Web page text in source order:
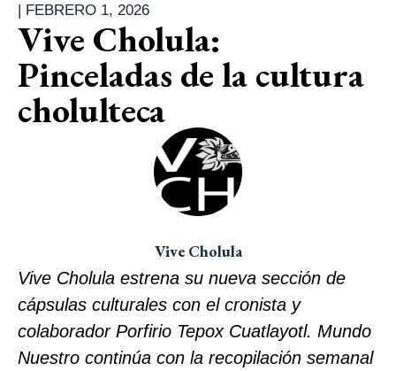
| FEBRERO 1, 2026
Vive Cholula:
Pinceladas de la cultura
cholulteca
Vive Cholula
Vive Cholula estrena su nueva sección de
cápsulas culturales con el cronista y
colaborador Porfirio Tepox Cuatlayotl. Mundo
Nuestro continúa con la recopilación semanal